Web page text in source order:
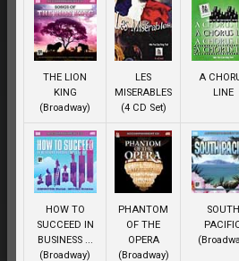
THE LION
KING
(Broadway)
LES
MISERABLES
(4 CD Set)
A
LINE
HOW TO
SUCCEED IN
BUSINESS ...
(Broadway)
PHANTOM
OF THE
OPERA
(Broadway)
SOUTH